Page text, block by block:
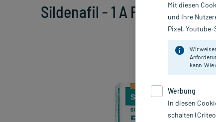
Sildenafil - 1 A Pharma 50
Mit diesen
und Ihre
Pixel, Youtube-
Wir
kann.
Werbung
In diesen
schalten